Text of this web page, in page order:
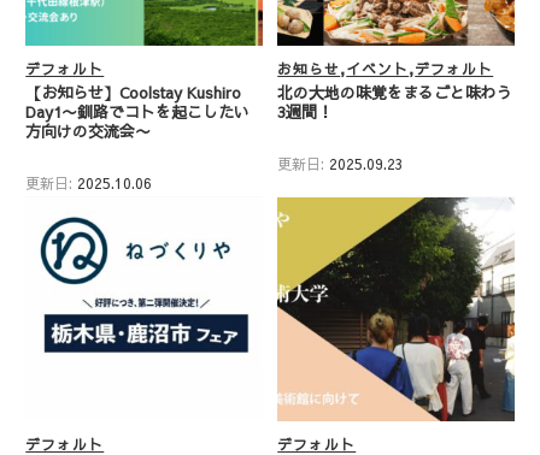
デフォルト
【お知らせ】Coolstay Kushiro
Day1〜釧路でコトを起こしたい
方向けの交流会〜
更新日: 2025.10.06
お知らせ イベント デフォルト
北の大地の味覚をまるごと味わう
3週間！
更新日: 2025.09.23
デフォルト デフォルト